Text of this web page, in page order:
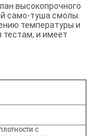
высокопрочного
само-туша смолы.
температуры и
тестам, и имеет
с